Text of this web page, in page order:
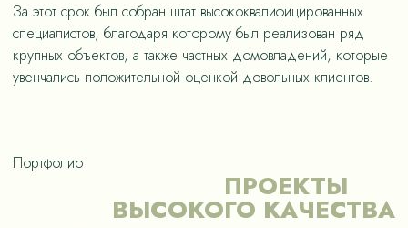
За этот срок был собран штат высококвалифицированных
специалистов, благодаря которому был реализован ряд
крупных объектов, а также частных домовладений, которые
увенчались положительной оценкой довольных клиентов.
Портфолио
ПРОЕКТЫ
ВЫСОКОГО КАЧЕСТВА